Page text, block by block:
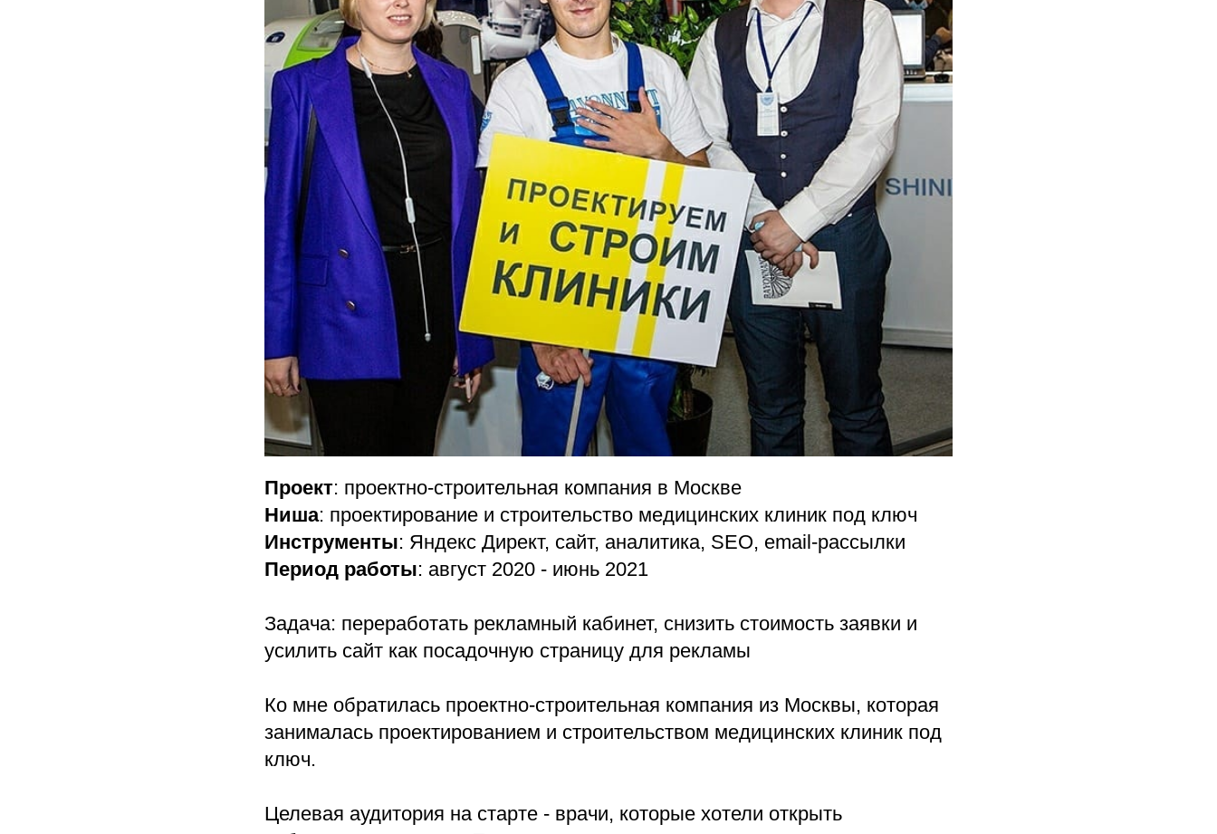
Проект: проектно-строительная компания в Москве
Ниша: проектирование и строительство медицинских клиник под ключ
Инструменты: Яндекс Директ, сайт, аналитика, SEO, email-рассылки
Период работы: август 2020 - июнь 2021
Задача: переработать рекламный кабинет, снизить стоимость заявки и
усилить сайт как посадочную страницу для рекламы
Ко мне обратилась проектно-строительная компания из Москвы, которая
занималась проектированием и строительством медицинских клиник под
ключ.
Целевая аудитория на старте - врачи, которые хотели открыть